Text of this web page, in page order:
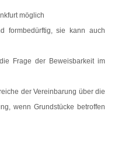
möglich
formbedürftig, sie kann auch
Frage der Beweisbarkeit im
der Vereinbarung über die
wenn Grundstücke betroffen